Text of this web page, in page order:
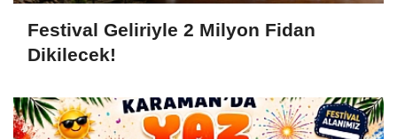
Festival Geliriyle 2 Milyon Fidan
Dikilecek!